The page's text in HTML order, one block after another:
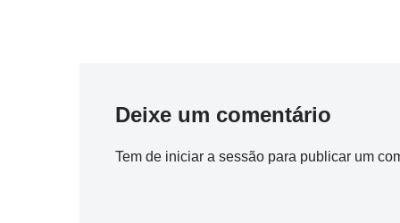
Deixe um comentário
Tem de iniciar a sessão para publicar um